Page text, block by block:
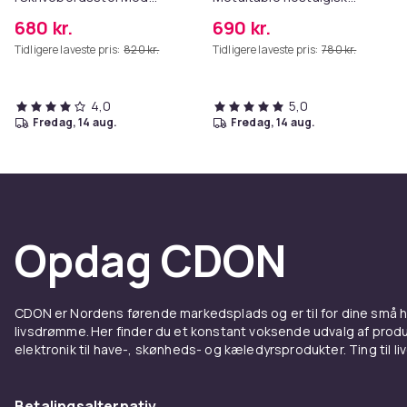
Drejestol Med
Metalramme i Krom-look
680 kr.
Tidligere laveste pris: 820 kr.
4,0
fredag, 14 aug.
rundt cafebord,
vejrbestandigt & let at
690 kr.
Tidligere laveste pris: 780 kr.
5,0
fredag, 14 aug.
Opdag CDON
CDON er Nordens førende markedsplads og er til for dine små
livsdrømme. Her finder du et konstant voksende udvalg af
elektronik til have-, skønheds- og kæledyrsprodukter. Ting til